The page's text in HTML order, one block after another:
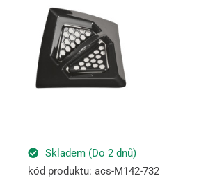
Skladem (Do 2 dnů)
kód produktu: acs-M142-732